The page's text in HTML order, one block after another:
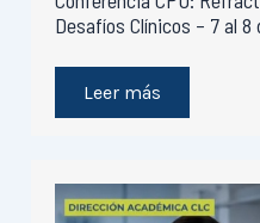
Desafíos Clínicos – 7 al
Leer más